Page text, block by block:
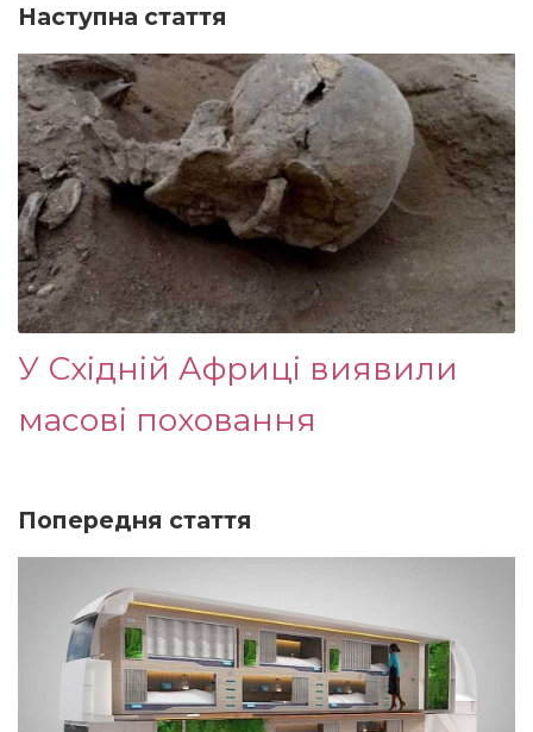
Наступна стаття
У Східній Африці виявили
масові поховання
Попередня стаття